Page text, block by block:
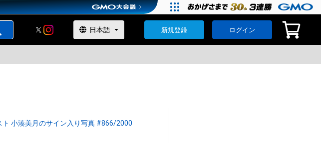
新規登録 ログイン
小湊美月のサイン入り写真 #866/2000